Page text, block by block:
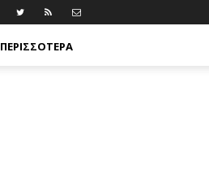
ΠΕΡΙΣΣΟΤΕΡΑ